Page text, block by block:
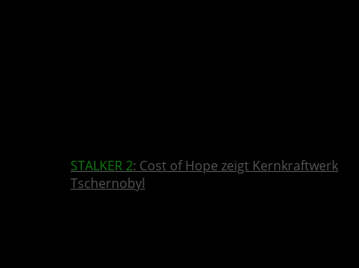
STALKER 2: Cost of Hope zeigt Kernkraftwerk
Tschernobyl